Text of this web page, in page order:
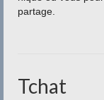
partage.
Tchat